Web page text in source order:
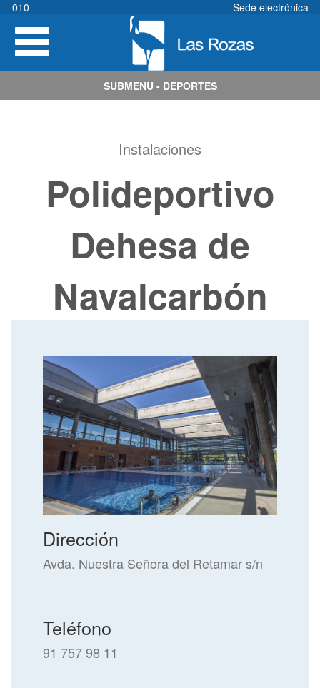
Pasar
contenido
principal
010
Sede electrónica
Toggle
navigation
SUBMENU - DEPORTES
Instalaciones
Polideportivo
Dehesa de
Navalcarbón
Dirección
Avda. Nuestra Señora del Retamar s/n
Teléfono
91 757 98 11